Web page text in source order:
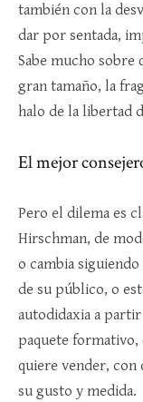
también con la
dar por sentada,
Sabe mucho sobre
gran tamaño, la
halo de la libertad
El mejor
Pero el dilema es
Hirschman, de
o cambia
de su público, o
autodidaxia a
paquete formativo,
quiere vender,
su gusto y medida.